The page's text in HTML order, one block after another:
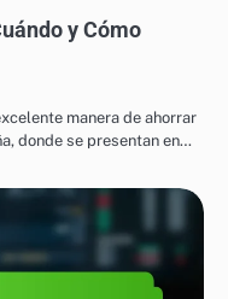
y Cómo
manera de ahorrar
donde se presentan en…